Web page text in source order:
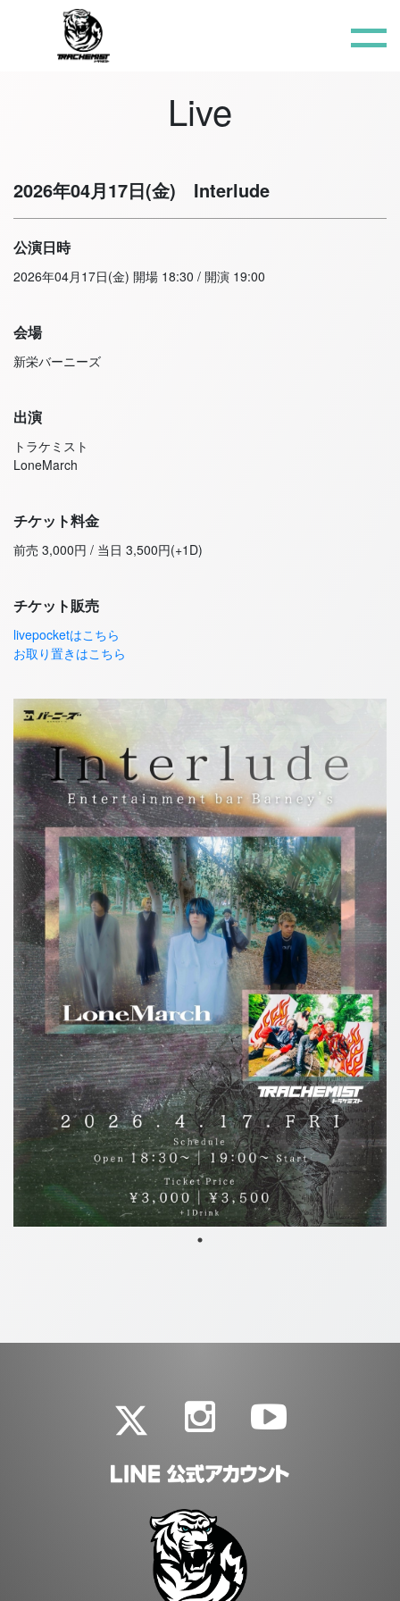
Live
2026年04月17日(金) Interlude
公演日時
2026年04月17日(金) 開場 18:30 / 開演 19:00
会場
新栄バーニーズ
出演
トラケミスト
LoneMarch
チケット料金
前売 3,000円 / 当日 3,500円(+1D)
チケット販売
livepocketはこちら
お取り置きはこちら